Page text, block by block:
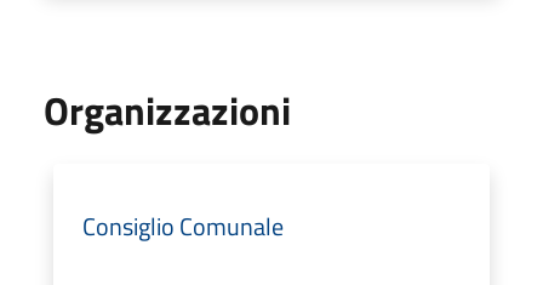
Organizzazioni
Consiglio Comunale